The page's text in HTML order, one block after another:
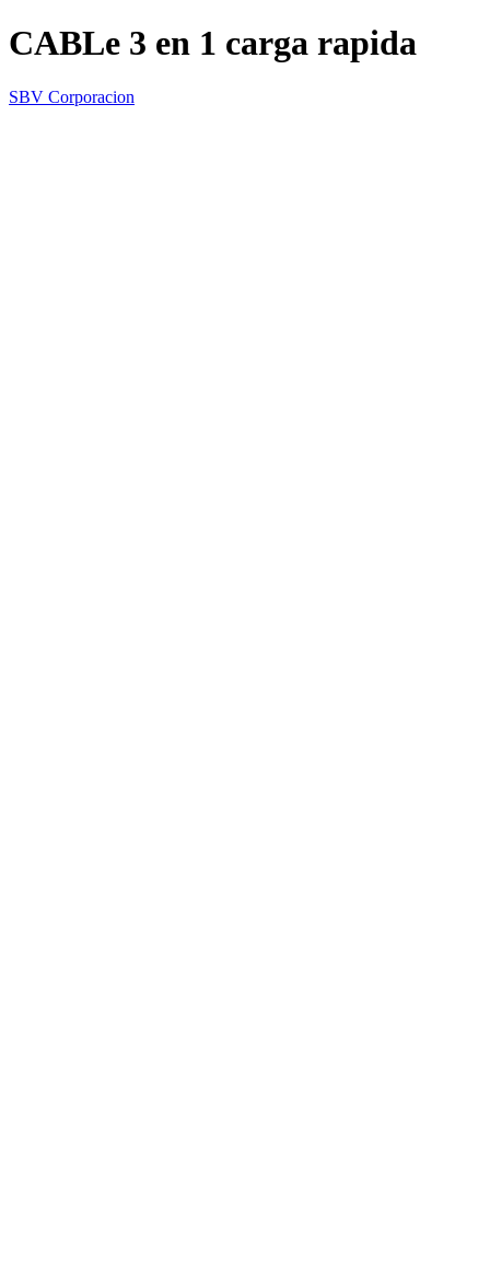
CABLe 3 en 1 carga rapida
SBV Corporacion